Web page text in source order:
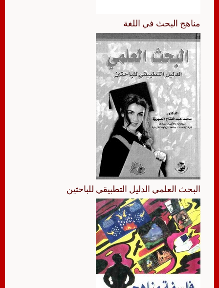
مناهج البحث في اللغة
البحث العلمي الدليل التطبيقي للباحثين